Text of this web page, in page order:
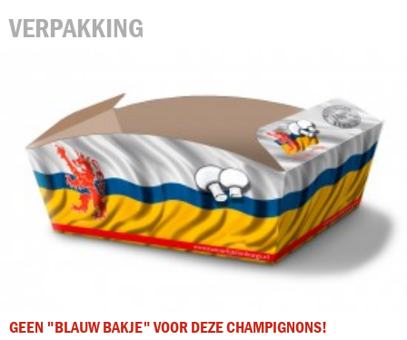
VERPAKKING
GEEN "BLAUW BAKJE" VOOR DEZE CHAMPIGNONS!